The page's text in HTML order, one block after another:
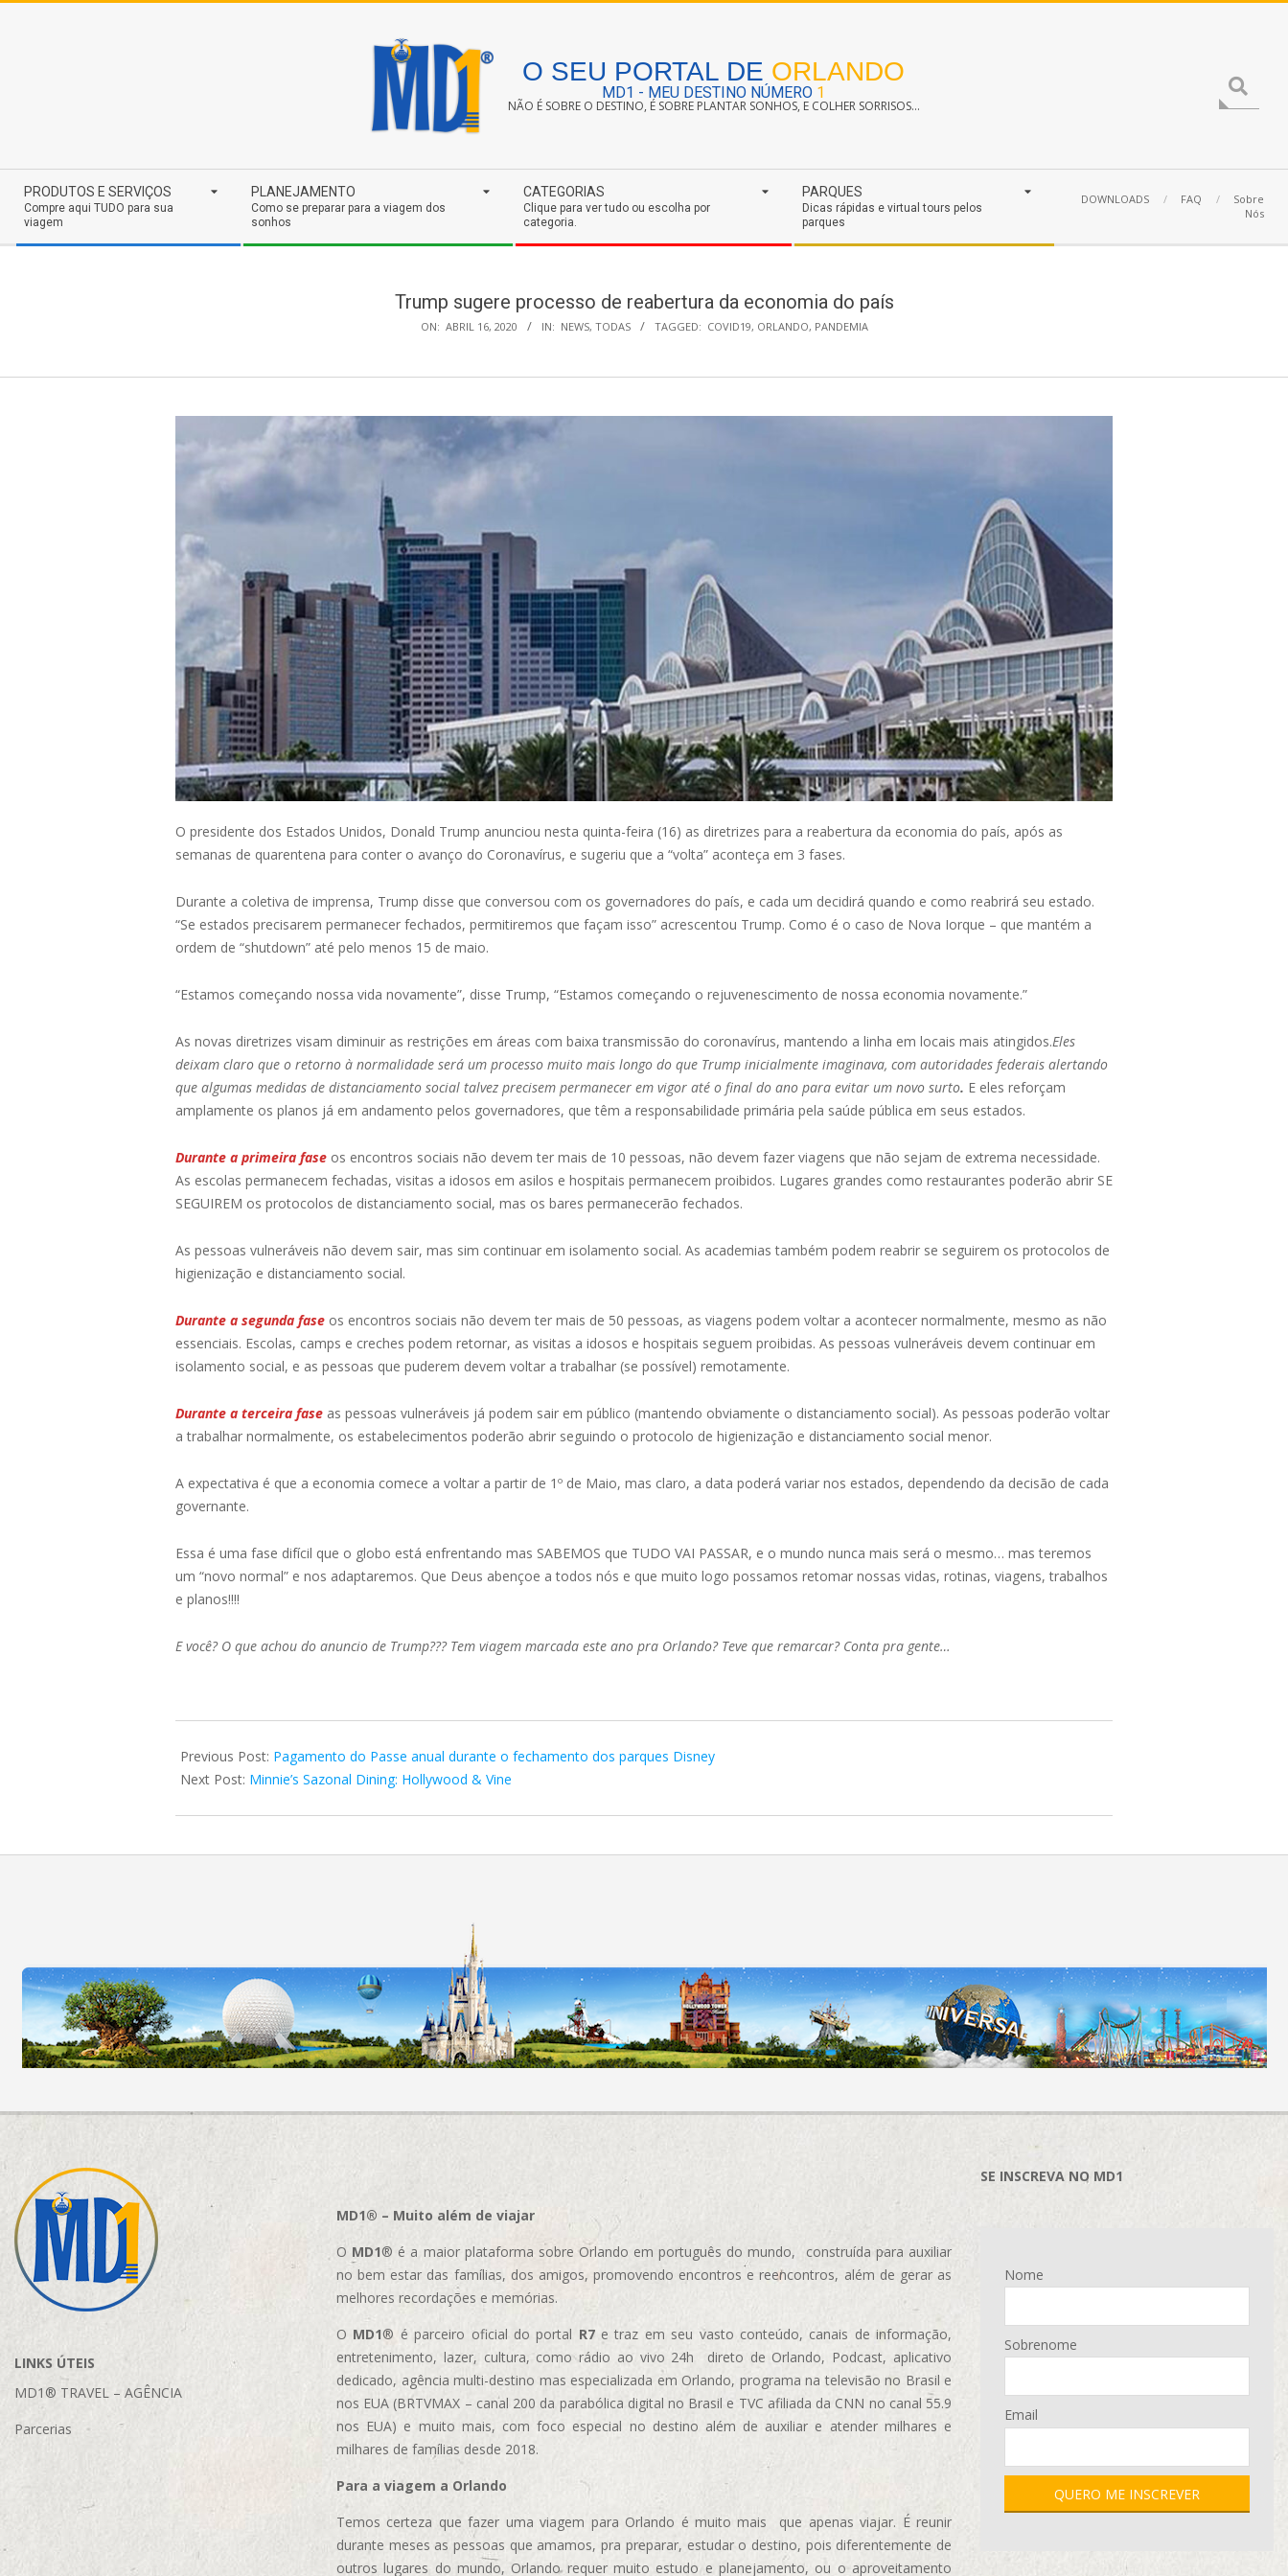
O SEU PORTAL DE ORLANDO
MD1 - MEU DESTINO NÚMERO 1
NÃO É SOBRE O DESTINO, É SOBRE PLANTAR SONHOS, E COLHER SORRISOS...
Navigation
Menu
PRODUTOS E SERVIÇOS
Compre aqui TUDO para sua
viagem
PLANEJAMENTO
Como se preparar para a viagem dos
sonhos
CATEGORIAS
Clique para ver tudo ou escolha por
categoria.
PARQUES
Dicas rápidas e virtual tours pelos
parques
DOWNLOADS FAQ
Sobre
Nós
Trump sugere processo de reabertura da economia do país
ON: ABRIL 16, 2020 IN: NEWS, TODAS TAGGED: COVID19, ORLANDO, PANDEMIA
O presidente dos Estados Unidos, Donald Trump anunciou nesta quinta-feira (16) as diretrizes para a reabertura da economia do país, após as
semanas de quarentena para conter o avanço do Coronavírus, e sugeriu que a “volta” aconteça em 3 fases.
Durante a coletiva de imprensa, Trump disse que conversou com os governadores do país, e cada um decidirá quando e como reabrirá seu estado.
“Se estados precisarem permanecer fechados, permitiremos que façam isso” acrescentou Trump. Como é o caso de Nova Iorque – que mantém a
ordem de “shutdown” até pelo menos 15 de maio.
“Estamos começando nossa vida novamente”, disse Trump, “Estamos começando o rejuvenescimento de nossa economia novamente.”
As novas diretrizes visam diminuir as restrições em áreas com baixa transmissão do coronavírus, mantendo a linha em locais mais atingidos.Eles
deixam claro que o retorno à normalidade será um processo muito mais longo do que Trump inicialmente imaginava, com autoridades federais alertando
que algumas medidas de distanciamento social talvez precisem permanecer em vigor até o final do ano para evitar um novo surto. E eles reforçam
amplamente os planos já em andamento pelos governadores, que têm a responsabilidade primária pela saúde pública em seus estados.
Durante a primeira fase os encontros sociais não devem ter mais de 10 pessoas, não devem fazer viagens que não sejam de extrema necessidade.
As escolas permanecem fechadas, visitas a idosos em asilos e hospitais permanecem proibidos. Lugares grandes como restaurantes poderão abrir SE
SEGUIREM os protocolos de distanciamento social, mas os bares permanecerão fechados.
As pessoas vulneráveis não devem sair, mas sim continuar em isolamento social. As academias também podem reabrir se seguirem os protocolos de
higienização e distanciamento social.
Durante a segunda fase os encontros sociais não devem ter mais de 50 pessoas, as viagens podem voltar a acontecer normalmente, mesmo as não
essenciais. Escolas, camps e creches podem retornar, as visitas a idosos e hospitais seguem proibidas. As pessoas vulneráveis devem continuar em
isolamento social, e as pessoas que puderem devem voltar a trabalhar (se possível) remotamente.
Durante a terceira fase as pessoas vulneráveis já podem sair em público (mantendo obviamente o distanciamento social). As pessoas poderão voltar
a trabalhar normalmente, os estabelecimentos poderão abrir seguindo o protocolo de higienização e distanciamento social menor.
A expectativa é que a economia comece a voltar a partir de 1º de Maio, mas claro, a data poderá variar nos estados, dependendo da decisão de cada
governante.
Essa é uma fase difícil que o globo está enfrentando mas SABEMOS que TUDO VAI PASSAR, e o mundo nunca mais será o mesmo… mas teremos
um “novo normal” e nos adaptaremos. Que Deus abençoe a todos nós e que muito logo possamos retomar nossas vidas, rotinas, viagens, trabalhos
e planos!!!!
E você? O que achou do anuncio de Trump??? Tem viagem marcada este ano pra Orlando? Teve que remarcar? Conta pra gente…
04-
16
Previous Post: Pagamento do Passe anual durante o fechamento dos parques Disney
Next Post: Minnie’s Sazonal Dining: Hollywood & Vine
LINKS ÚTEIS
MD1® TRAVEL – AGÊNCIA
Parcerias
MD1® – Muito além de viajar
O MD1® é a maior plataforma sobre Orlando em português do mundo, construída para auxiliar
no bem estar das famílias, dos amigos, promovendo encontros e reencontros, além de gerar as
melhores recordações e memórias.
O MD1® é parceiro oficial do portal R7e traz em seu vasto conteúdo, canais de informação,
entretenimento, lazer, cultura, como rádio ao vivo 24h direto de Orlando, Podcast, aplicativo
dedicado, agência multi-destino mas especializada em Orlando, programa na televisão no Brasil e
nos EUA (BRTVMAX – canal 200 da parabólica digital no Brasil e TVC afiliada da CNN no canal 55.9
nos EUA) e muito mais, com foco especial no destino além de auxiliar e atender milhares e
milhares de famílias desde 2018.
Para a viagem a Orlando
Temos certeza que fazer uma viagem para Orlando é muito mais que apenas viajar. É reunir
durante meses as pessoas que amamos, pra preparar, estudar o destino, pois diferentemente de
outros lugares do mundo, Orlando requer muito estudo e planejamento, ou o aproveitamento
SE INSCREVA NO MD1
Nome
Sobrenome
Email